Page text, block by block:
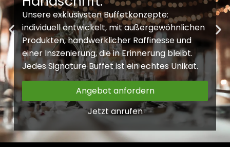
Unsere exklusivsten Buffetkonzepte:
individuell entwickelt, mit außergewöhnlichen
Produkten, handwerklicher Raffinesse und
einer Inszenierung, die in Erinnerung bleibt.
Jedes Signature Buffet ist ein echtes Unikat.
Angebot anfordern
Jetzt anrufen